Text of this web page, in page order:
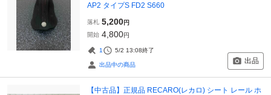
AP2 タイプS FD2 S660
落札 5,200円
開始 4,800円
1 5/2 13:08終了
出品中の商品 出品
【中古品】正規品 RECARO(レカロ) シート レール ホ